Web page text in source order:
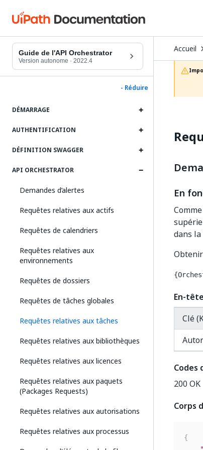
Guide de l'API Orchestrator
Version autonome · 2022.4
- Réduire
DÉMARRAGE
AUTHENTIFICATION
DÉFINITION SWAGGER
API ORCHESTRATOR
Demandes d’alertes
Requêtes relatives aux actifs
Requêtes de calendriers
Requêtes relatives aux
environnements
Requêtes de dossiers
Requêtes de tâches globales
Requêtes relatives aux tâches
Requêtes relatives aux bibliothèques
Requêtes relatives aux licences
Requêtes relatives aux paquets
(Packages Requests)
Requêtes relatives aux autorisations
Requêtes relatives aux processus
Accueil
En
dans
Obtenir
En-
Clé
Codes
200 OK
Corps
{